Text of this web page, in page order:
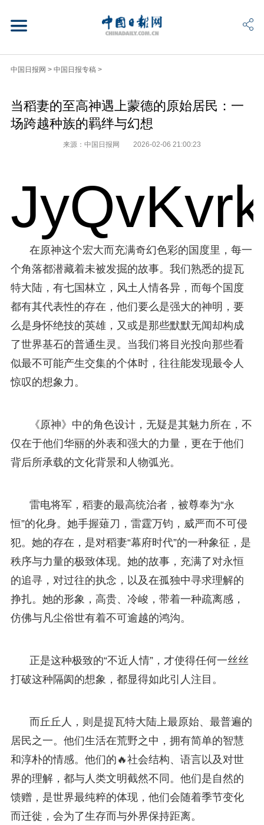
中国日报网 > 中国日报专稿 >
当稻妻的至高神遇上蒙德的原始居民：一
场跨越种族的羁绊与幻想
来源：中国日报网 2026-02-06 21:00:23
在原神这个宏大而充满奇幻色彩的国度里，每一
个角落都潜藏着未被发掘的故事。我们熟悉的提瓦
特大陆，有七国林立，风土人情各异，而每个国度
都有其代表性的存在，他们要么是强大的神明，要
么是身怀绝技的英雄，又或是那些默默无闻却构成
了世界基石的普通生灵。当我们将目光投向那些看
似最不可能产生交集的个体时，往往能发现最令人
惊叹的想象力。
《原神》中的角色设计，无疑是其魅力所在，不
仅在于他们华丽的外表和强大的力量，更在于他们
背后所承载的文化背景和人物弧光。
雷电将军，稻妻的最高统治者，被尊奉为“永
恒”的化身。她手握薙刀，雷霆万钧，威严而不可侵
犯。她的存在，是对稻妻“幕府时代”的一种象征，是
秩序与力量的极致体现。她的故事，充满了对永恒
的追寻，对过往的执念，以及在孤独中寻求理解的
挣扎。她的形象，高贵、冷峻，带着一种疏离感，
仿佛与凡尘俗世有着不可逾越的鸿沟。
正是这种极致的“不近人情”，才使得任何一丝丝
打破这种隔阂的想象，都显得如此引人注目。
而丘丘人，则是提瓦特大陆上最原始、最普遍的
居民之一。他们生活在荒野之中，拥有简单的智慧
和淳朴的情感。他们的🔥社会结构、语言以及对世
界的理解，都与人类文明截然不同。他们是自然的
馈赠，是世界最纯粹的体现，他们会随着季节变化
而迁徙，会为了生存而与外界保持距离。